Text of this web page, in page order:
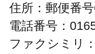
住所：郵便番
電話番号：
ファクシミリ